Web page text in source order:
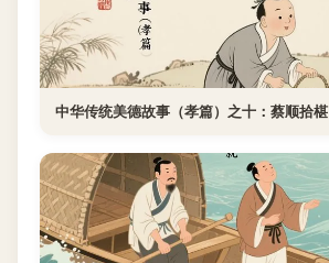
中华传统美德故事（孝篇）之十：蔡顺拾椹